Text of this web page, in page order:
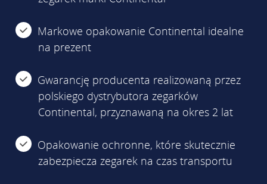
Markowe opakowanie Continental idealne
na prezent
Gwarancję producenta realizowaną przez
polskiego dystrybutora zegarków
Continental, przyznawaną na okres 2 lat
Opakowanie ochronne, które skutecznie
zabezpiecza zegarek na czas transportu